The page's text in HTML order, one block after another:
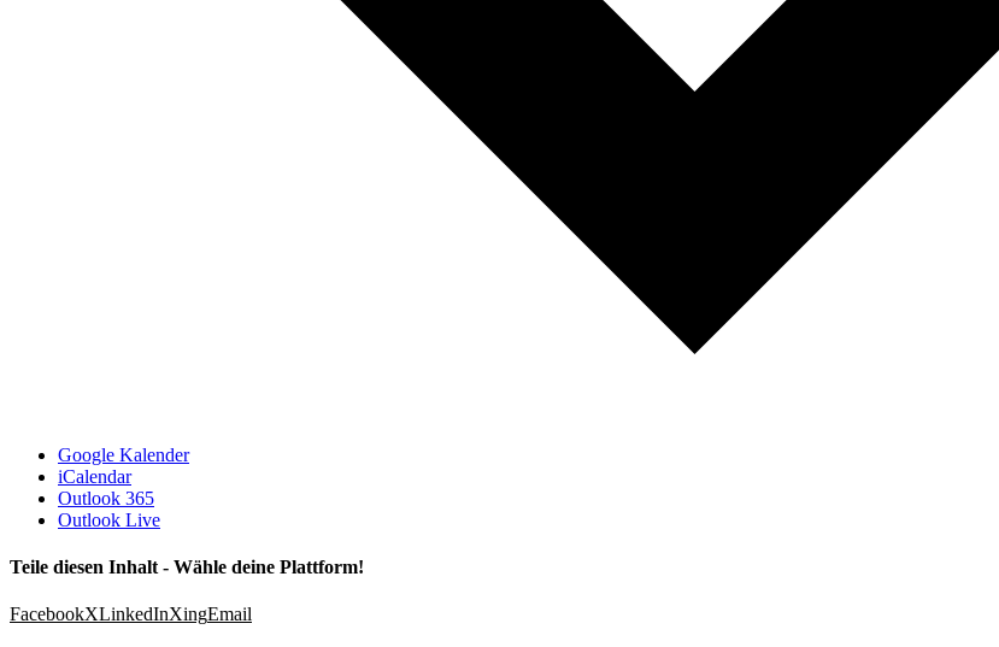
Google Kalender
iCalendar
Outlook 365
Outlook Live
Teile diesen Inhalt - Wähle deine Plattform!
FacebookXLinkedInXingEmail